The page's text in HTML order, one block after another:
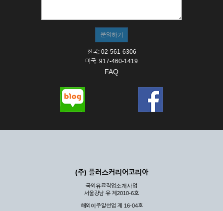
한국: 02-561-6306
미국: 917-460-1419
FAQ
(주) 플러스커리어코리아
국외유료직업소개사업
서울강남 유 제2010-6호
해외이주알선업 제 16-04호